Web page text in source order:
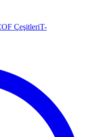
ÇeşitleriT-